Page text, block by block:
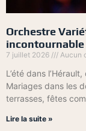
Orchestre
incontournable
7 juillet 2026 Aucun
L’été dans
Mariages dans les
terrasses, fêtes
Lire la suite »